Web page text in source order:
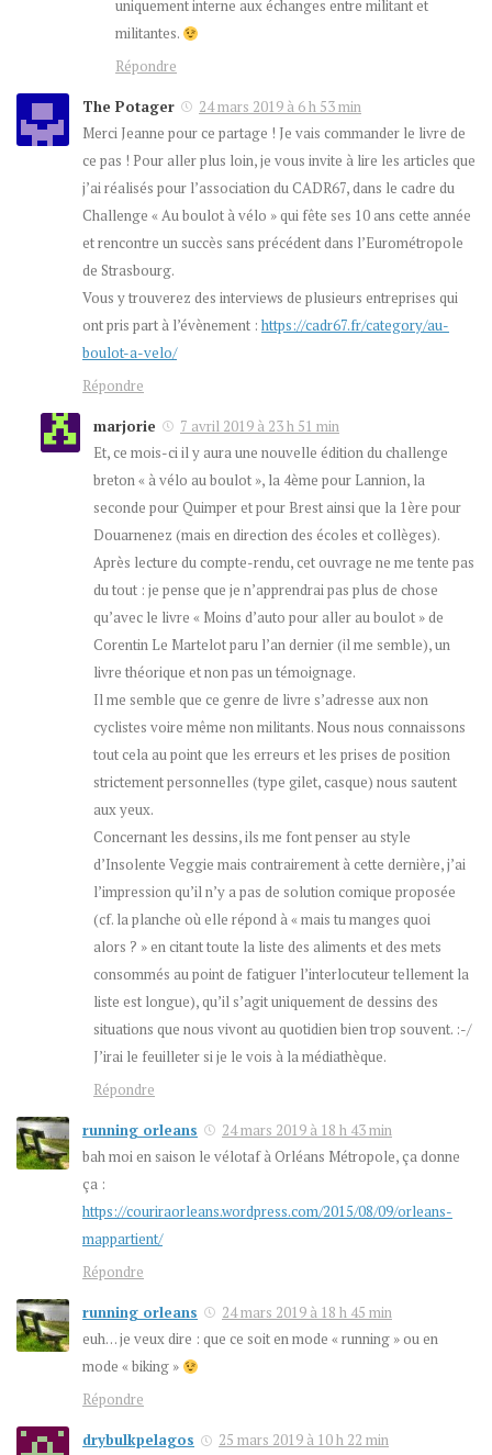
uniquement interne aux échanges entre militant et
militantes.
Répondre
The Potager
24 mars 2019 à 6 h 53 min
Merci Jeanne pour ce partage ! Je vais commander le livre de
ce pas ! Pour aller plus loin, je vous invite à lire les articles que
j’ai réalisés pour l’association du CADR67, dans le cadre du
Challenge « Au boulot à vélo » qui fête ses 10 ans cette année
et rencontre un succès sans précédent dans l’Eurométropole
de Strasbourg.
Vous y trouverez des interviews de plusieurs entreprises qui
ont pris part à l’évènement : https://cadr67.fr/category/au-
boulot-a-velo/
Répondre
marjorie
7 avril 2019 à 23 h 51 min
Et, ce mois-ci il y aura une nouvelle édition du challenge
breton « à vélo au boulot », la 4ème pour Lannion, la
seconde pour Quimper et pour Brest ainsi que la 1ère pour
Douarnenez (mais en direction des écoles et collèges).
Après lecture du compte-rendu, cet ouvrage ne me tente pas
du tout : je pense que je n’apprendrai pas plus de chose
qu’avec le livre « Moins d’auto pour aller au boulot » de
Corentin Le Martelot paru l’an dernier (il me semble), un
livre théorique et non pas un témoignage.
Il me semble que ce genre de livre s’adresse aux non
cyclistes voire même non militants. Nous nous connaissons
tout cela au point que les erreurs et les prises de position
strictement personnelles (type gilet, casque) nous sautent
aux yeux.
Concernant les dessins, ils me font penser au style
d’Insolente Veggie mais contrairement à cette dernière, j’ai
l’impression qu’il n’y a pas de solution comique proposée
(cf. la planche où elle répond à « mais tu manges quoi
alors ? » en citant toute la liste des aliments et des mets
consommés au point de fatiguer l’interlocuteur tellement la
liste est longue), qu’il s’agit uniquement de dessins des
situations que nous vivont au quotidien bien trop souvent. :-/
J’irai le feuilleter si je le vois à la médiathèque.
Répondre
running orleans
24 mars 2019 à 18 h 43 min
bah moi en saison le vélotaf à Orléans Métropole, ça donne
ça :
https://couriraorleans.wordpress.com/2015/08/09/orleans-
mappartient/
Répondre
running orleans
24 mars 2019 à 18 h 45 min
euh… je veux dire : que ce soit en mode « running » ou en
mode « biking »
Répondre
drybulkpelagos
25 mars 2019 à 10 h 22 min